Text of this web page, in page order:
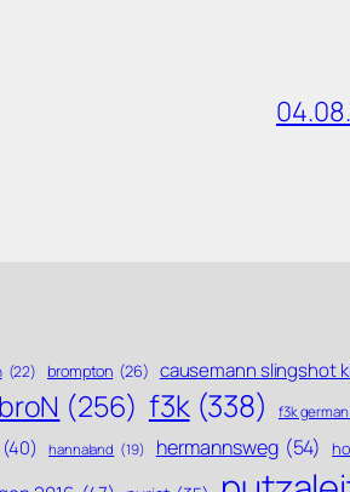
(22) brompton (26) causemann slingshot
(256) f3k (338) f3k
(40) hannaland (19) hermannsweg (54)